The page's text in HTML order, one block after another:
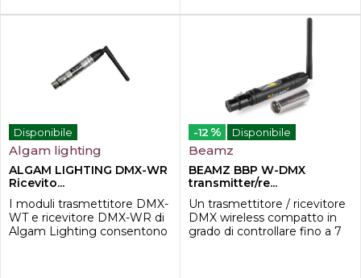
Disponibile
Algam lighting
ALGAM LIGHTING DMX-WR
Ricevito...
I moduli trasmettitore DMX-
WT e ricevitore DMX-WR di
Algam Lighting consentono
-12 % Disponibile
Beamz
BEAMZ BBP W-DMX
transmitter/re...
Un trasmettitore / ricevitore
DMX wireless compatto in
grado di controllare fino a 7